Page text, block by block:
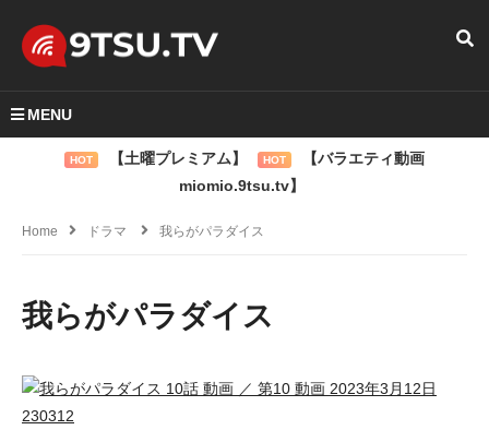
MENU
HOT 【土曜プレミアム】 HOT
【バラエティ動画
miomio.9tsu.tv】
Home ドラマ 我らがパラダイス
我らがパラダイス